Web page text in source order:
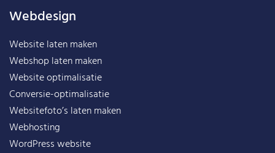
Webdesign
Website laten maken
Webshop laten maken
Website optimalisatie
Conversie-optimalisatie
Websitefoto’s laten maken
Webhosting
WordPress website